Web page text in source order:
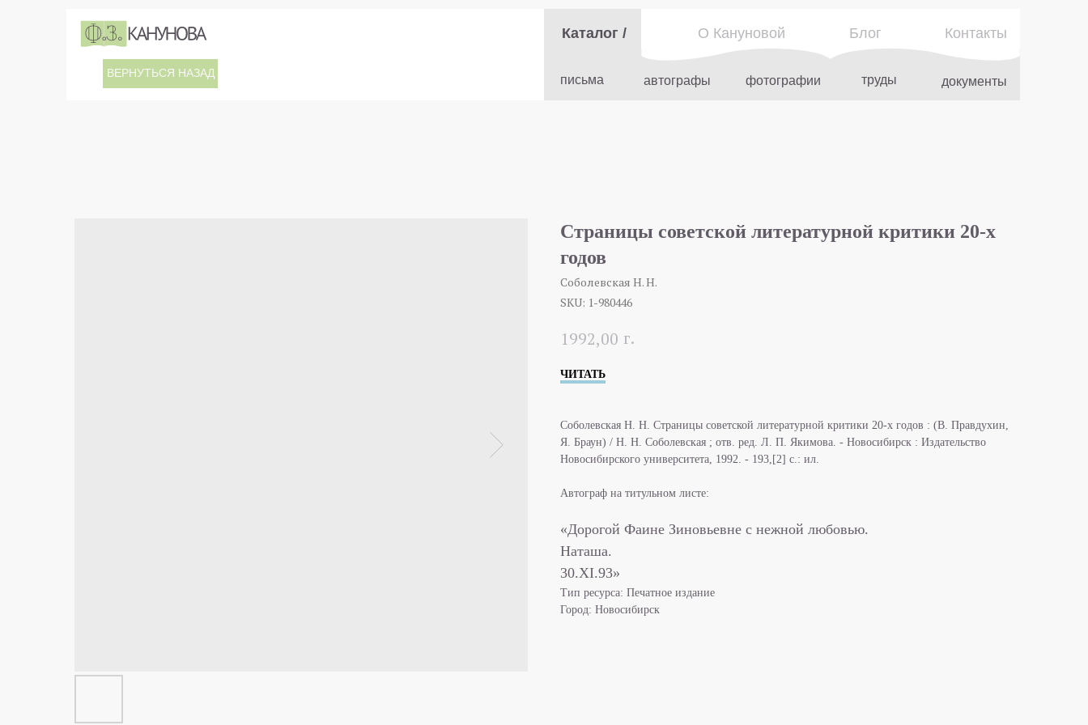
ВЕРНУТЬСЯ НАЗАД
документы
фотографии труды
письма автографы
О Кануновой Блог Контакты
Каталог /
Страницы советской литературной критики 20-х
годов
Соболевская Н. Н.
SKU: 1-980446
1992,00 г.
ЧИТАТЬ
Соболевская Н. Н. Страницы советской литературной критики 20-х годов : (В. Правдухин,
Я. Браун) / Н. Н. Соболевская ; отв. ред. Л. П. Якимова. - Новосибирск : Издательство
Новосибирского университета, 1992. - 193,[2] с.: ил.
Автограф на титульном листе:
«Дорогой Фаине Зиновьевне с нежной любовью.
Наташа.
30.XI.93»
Тип ресурса: Печатное издание
Город: Новосибирск